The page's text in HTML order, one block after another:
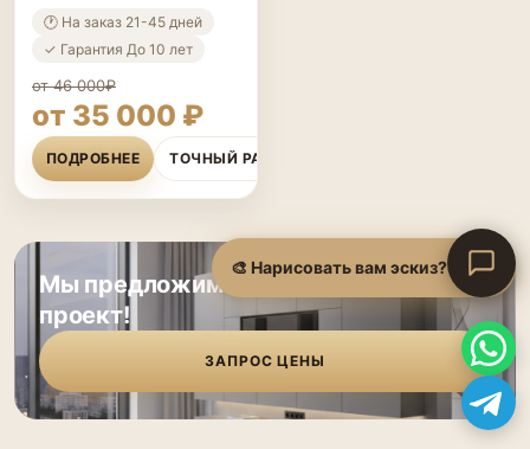
🕐 На заказ 21-45 дней
✓ Гарантия До 10 лет
от 46 000₽
от 35 000 ₽
ПОДРОБНЕЕ ТОЧНЫЙ РАСЧЁТ
Мы предложим лучшую цену на ваш
проект!
ЗАПРОС ЦЕНЫ